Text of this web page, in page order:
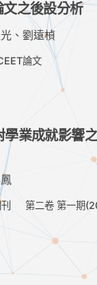
文之後設分析
、劉遠楨
論文
學業成就影響
第二卷 第一期